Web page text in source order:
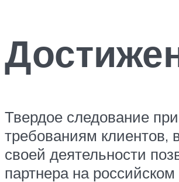
Твердое следование
требованиям клиентов,
своей деятельности
партнера на